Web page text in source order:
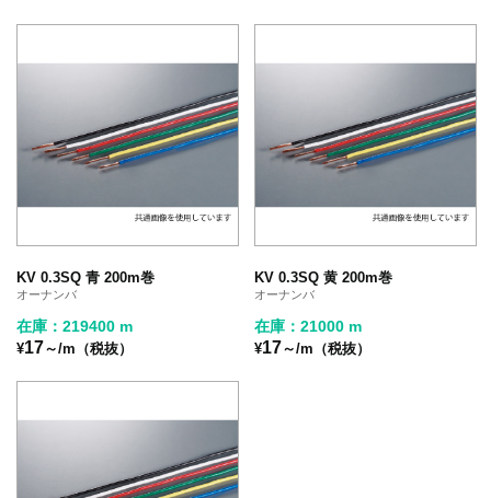
KV 0.3SQ 青 200m巻
オーナンバ
在庫：219400 m
¥17～/m（税抜）
KV 0.3SQ 黄 200m巻
オーナンバ
在庫：21000 m
¥17～/m（税抜）